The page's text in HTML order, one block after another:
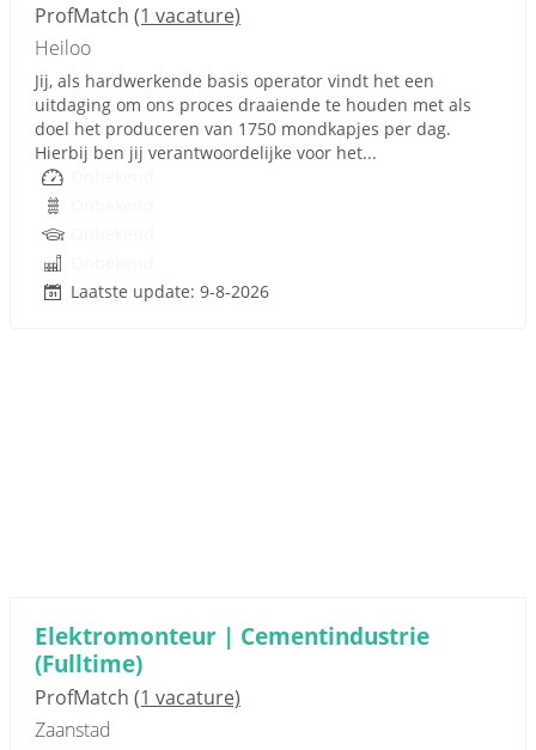
ProfMatch (1 vacature)
Heiloo
Jij, als hardwerkende basis operator vindt het een
uitdaging om ons proces draaiende te houden met als
doel het produceren van 1750 mondkapjes per dag.
Hierbij ben jij verantwoordelijke voor het...
Laatste update: 9-8-2026
Elektromonteur | Cementindustrie
(Fulltime)
ProfMatch (1 vacature)
Zaanstad